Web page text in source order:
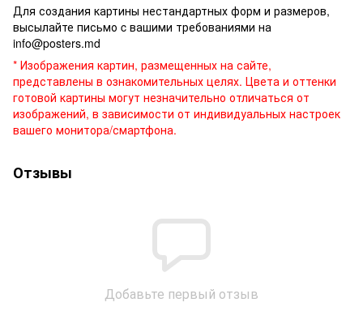
Для создания картины нестандартных форм и размеров,
высылайте письмо c вашими требованиями на
info@posters.md
* Изображения картин, размещенных на сайте,
представлены в ознакомительных целях. Цвета и оттенки
готовой картины могут незначительно отличаться от
изображений, в зависимости от индивидуальных настроек
вашего монитора/смартфона.
Отзывы
Добавьте первый отзыв